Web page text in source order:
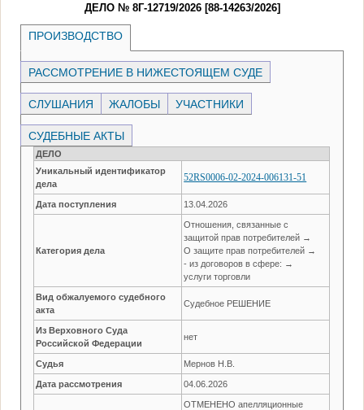
ДЕЛО № 8Г-12719/2026 [88-14263/2026]
ПРОИЗВОДСТВО
РАССМОТРЕНИЕ В НИЖЕСТОЯЩЕМ СУДЕ
СЛУШАНИЯ ЖАЛОБЫ УЧАСТНИКИ
СУДЕБНЫЕ АКТЫ
ДЕЛО
Уникальный идентификатор
дела
52RS0006-02-2024-006131-51
Дата поступления 13.04.2026
Категория дела
Отношения, связанные с
защитой прав потребителей →
О защите прав потребителей →
- из договоров в сфере: →
услуги торговли
Вид обжалуемого судебного
акта
Судебное РЕШЕНИЕ
Из Верховного Суда
Российской Федерации
нет
Судья Мернов Н.В.
Дата рассмотрения 04.06.2026
ОТМЕНЕНО апелляционные